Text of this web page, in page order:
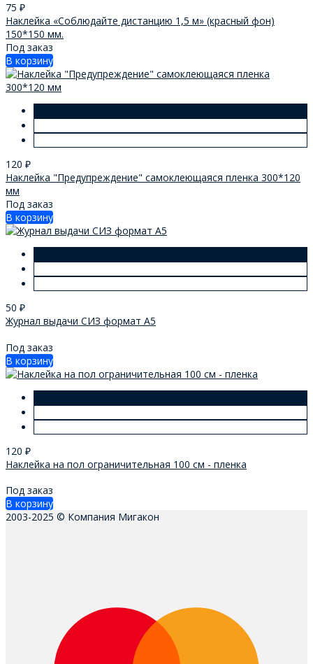
75 ₽
Наклейка «Соблюдайте дистанцию 1,5 м» (красный фон)
150*150 мм.
Под заказ
В корзину
120 ₽
Наклейка "Предупреждение" самоклеющаяся пленка 300*120
мм
Под заказ
В корзину
50 ₽
Журнал выдачи СИЗ формат А5
Под заказ
В корзину
120 ₽
Наклейка на пол ограничительная 100 см - пленка
Под заказ
В корзину
2003-2025 © Компания Мигакон